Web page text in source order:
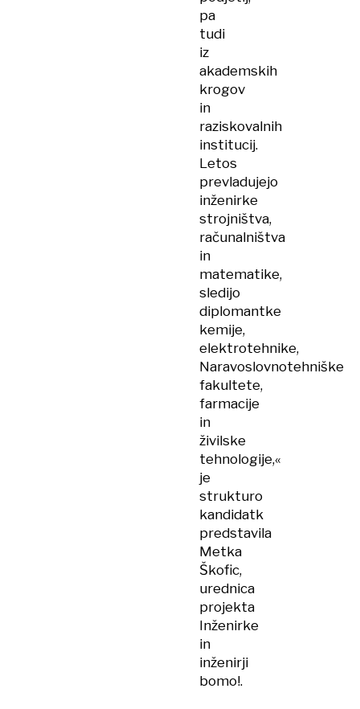
pa
tudi
iz
akademskih
krogov
in
raziskovalnih
institucij.
Letos
prevladujejo
inženirke
strojništva,
računalništva
in
matematike,
sledijo
diplomantke
kemije,
elektrotehnike,
Naravoslovnotehniške
fakultete,
farmacije
in
živilske
tehnologije,«
je
strukturo
kandidatk
predstavila
Metka
Škofic,
urednica
projekta
Inženirke
in
inženirji
bomo!.